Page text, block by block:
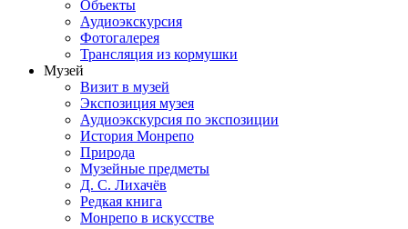
Объекты
Аудиоэкскурсия
Фотогалерея
Трансляция из кормушки
Музей
Визит в музей
Экспозиция музея
Аудиоэкскурсия по экспозиции
История Монрепо
Природа
Музейные предметы
Д. С. Лихачёв
Редкая книга
Монрепо в искусстве